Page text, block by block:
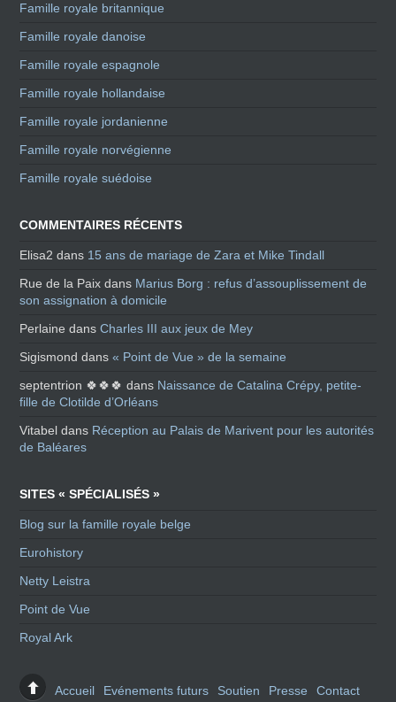
Famille royale britannique
Famille royale danoise
Famille royale espagnole
Famille royale hollandaise
Famille royale jordanienne
Famille royale norvégienne
Famille royale suédoise
COMMENTAIRES RÉCENTS
Elisa2 dans 15 ans de mariage de Zara et Mike Tindall
Rue de la Paix dans Marius Borg : refus d’assouplissement de
son assignation à domicile
Perlaine dansCharles III aux jeux de Mey
Sigismond dans« Point de Vue » de la semaine
septentrion 🍀🍀🍀 dans Naissance de Catalina Crépy, petite-
fille de Clotilde d’Orléans
Vitabel dans Réception au Palais de Marivent pour les autorités
de Baléares
SITES « SPÉCIALISÉS »
Blog sur la famille royale belge
Eurohistory
Netty Leistra
Point de Vue
Royal Ark
Accueil Evénements futurs Soutien Presse
Contact